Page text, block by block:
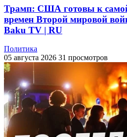
Трамп: США готовы к
времен Второй мировой
Baku TV | RU
Политика
05 августа 2026 31 просмотров